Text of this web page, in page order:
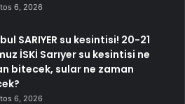
6, 2026
SARIYER su kesintisi! 20-21
İSKİ Sarıyer su kesintisi ne
bitecek, sular ne zaman
6, 2026